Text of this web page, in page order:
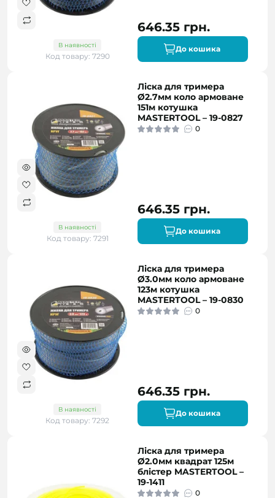
В наявності
Код товару: 7290
646.35 грн.
До кошика
В наявності
Код товару: 7291
Ліска для тримера
Ø2.7мм коло армоване
151м котушка
MASTERTOOL – 19-0827
0
646.35 грн.
До кошика
В наявності
Код товару: 7292
Ліска для тримера
Ø3.0мм коло армоване
123м котушка
MASTERTOOL – 19-0830
0
646.35 грн.
До кошика
Ліска для тримера
Ø2.0мм квадрат 125м
блістер MASTERTOOL –
19-1411
0